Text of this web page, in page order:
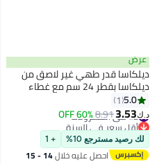
عرض
ديلكاسا قدر طهي غير لاصق من
ديلكاسا بقطر 24 سم مع غطاء
زجاجي
5.0
1
د.ك‏3.53
8.91
60% OFF #2 في الكسرولات
أقل سعر في السنة
#2 في الكسرولات
لك رصيد مسترجع 10% + 1
احصل عليه خلال 14 - 15